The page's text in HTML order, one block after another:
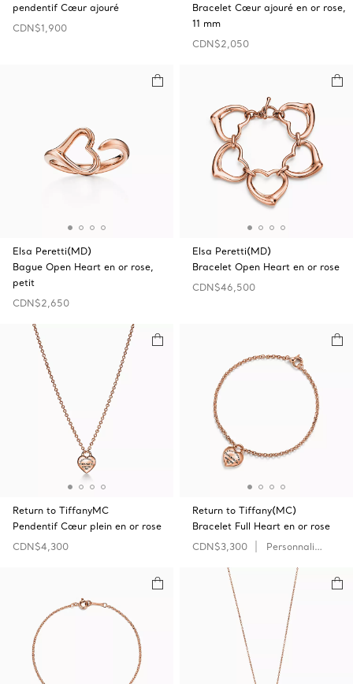
pendentif Cœur ajouré
CDN$1,900
Bracelet Cœur ajouré en or rose,
11 mm
CDN$2,050
Elsa Peretti(MD)
Bague Open‎ Heart en or rose,
petit
CDN$2,650
Elsa Peretti(MD)
Bracelet Open‎ Heart en or rose
CDN$46,500
Return to TiffanyMC
Pendentif Cœur plein en or rose
CDN$4,300
Return to Tiffany(MC)
Bracelet Full Heart en or rose
CDN$3,300
Personnaliser